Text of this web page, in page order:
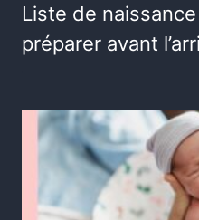
Liste de
préparer avant